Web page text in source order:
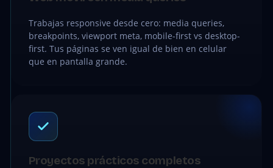
Trabajas responsive desde cero: media queries,
breakpoints, viewport meta, mobile-first vs desktop-
first. Tus páginas se ven igual de bien en celular
que en pantalla grande.
Proyectos prácticos completos